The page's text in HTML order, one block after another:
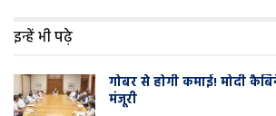
इन्हें भी पढ़े
गोबर से होगी कमाई! मोदी
मंजूरी